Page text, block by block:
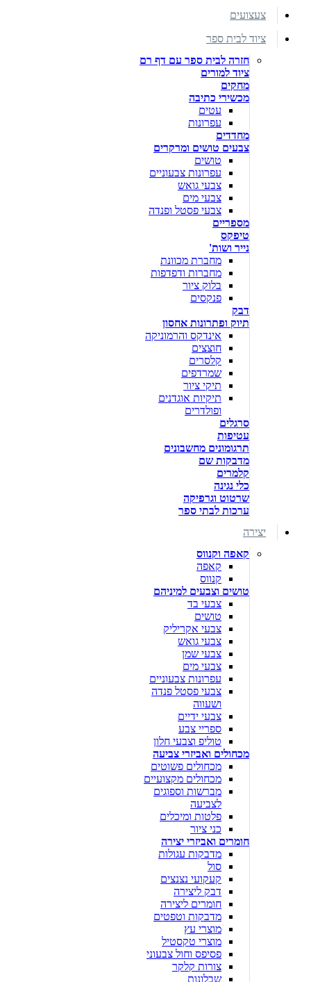
צעצועים
ציוד לבית ספר
חזרה לבית ספר עם דף רם
ציוד למורים
מחקים
מכשירי כתיבה
עטים
עפרונות
מחדדים
צבעים טושים ומרקרים
טושים
עפרונות צבעוניים
צבעי גואש
צבעי מים
צבעי פסטל ופנדה
מספריים
טיפקס
נייר ושות'
מחברת מכוונת
מחברות ודפדפות
בלוק ציור
פנקסים
דבק
תיוק ופתרונות אחסון
אינדקס והרמוניקה
חוצצים
קלסרים
שמרדפים
תיקי ציור
תיקיות אוגדנים
ופולדרים
סרגלים
עטיפות
תרגומונים מחשבונים
מדבקות שם
קלמרים
כלי נגינה
שרטוט וגרפיקה
ערכות לבתי ספר
יצירה
קאפה וקנווס
קאפה
קנווס
טושים וצבעים למיניהם
צבעי בד
טושים
צבעי אקריליק
צבעי גואש
צבעי שמן
צבעי מים
עפרונות צבעוניים
צבעי פסטל פנדה
ושעווה
צבעי ידיים
ספריי צבע
טוליפ וצבעי חלון
מכחולים ואביזרי צביעה
מכחולים פשוטים
מכחולים מקצועיים
מברשות וספוגים
לצביעה
פלטות ומיכלים
כני ציור
חומרים ואביזרי יצירה
מדבקות עגולות
סול
קעקועי נצנצים
דבק ליצירה
חומרים ליצירה
מדבקות וטפטים
מוצרי עץ
מוצרי טקסטיל
פסיפס וחול צבעוני
צורות קלקר
שבלונות